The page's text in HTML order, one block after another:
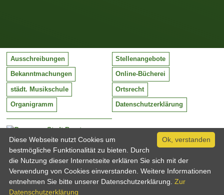
Stadt Barntrup
Mittelstraße 38
32683 Barntrup
Tel:
Email:
05263 / 409-0
info@barntrup.de
Ausschreibungen Stellenangebote
Bekanntmachungen Online-Bücherei
städt. Musikschule Ortsrecht
Organigramm Datenschutzerklärung
Ok, verstanden
Diese Webseite nutzt Cookies um
bestmögliche Funktionalität zu bieten. Durch
die Nutzung dieser Internetseite erklären Sie sich mit der
Verwendung von Cookies einverstanden. Weitere Informationen
entnehmen Sie bitte unserer Datenschutzerklärung. Zur
Datenschutzerklärung